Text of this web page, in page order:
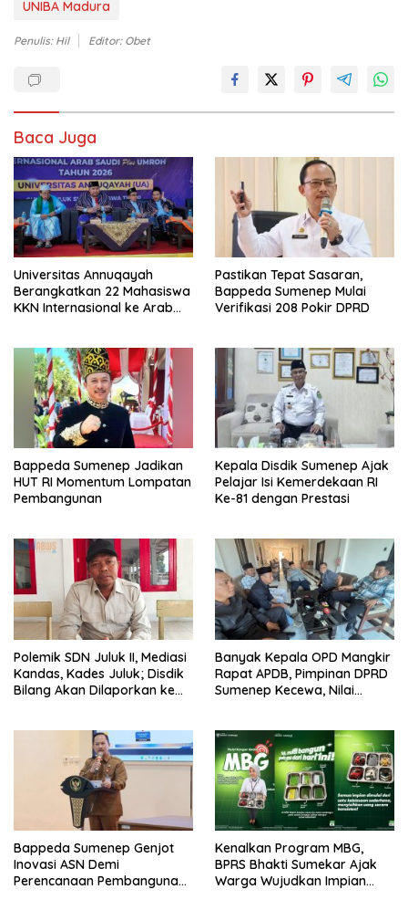
UNIBA Madura
Penulis: Hil Editor: Obet
Baca Juga
Universitas Annuqayah
Berangkatkan 22 Mahasiswa
KKN Internasional ke Arab
Pastikan Tepat Sasaran,
Bappeda Sumenep Mulai
Verifikasi 208 Pokir DPRD
Bappeda Sumenep Jadikan
HUT RI Momentum Lompatan
Pembangunan
Kepala Disdik Sumenep Ajak
Pelajar Isi Kemerdekaan RI
Ke-81 dengan Prestasi
Polemik SDN Juluk II, Mediasi
Kandas, Kades Juluk; Disdik
Bilang Akan Dilaporkan ke
Banyak Kepala OPD Mangkir
Rapat APDB, Pimpinan DPRD
Sumenep Kecewa, Nilai
Bappeda Sumenep Genjot
Inovasi ASN Demi
Perencanaan Pembangunan
Kenalkan Program MBG,
BPRS Bhakti Sumekar Ajak
Warga Wujudkan Impian